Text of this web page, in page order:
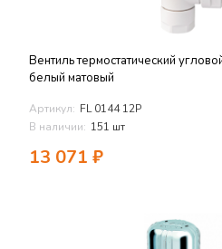
Вентиль термостатический
белый матовый
Артикул: FL 0144 12P
В наличии: 151 шт
13 071 ₽